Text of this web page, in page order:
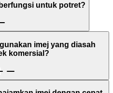
untuk potret?
imej yang diasah
komersial?